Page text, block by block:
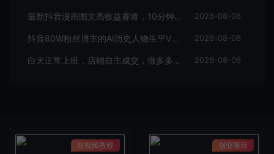
最新抖音漫画图文高收益赛道，10分钟制作一个作品，稳拿创作者伙伴计划收益 2026-08-06
抖音80W粉丝博主的AI历史人物生平VLOG教学，不用拍摄不用露脸，AI帮你搞定，轻松解锁伙伴计划+精选收益 2026-08-06
白天正常上班，店铺自主成交，做多多虚拟每月新增1-3W稳定被动收入【揭秘】 2026-08-06
短视频教程 创业项目